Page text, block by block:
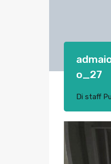
o_27
Di staff